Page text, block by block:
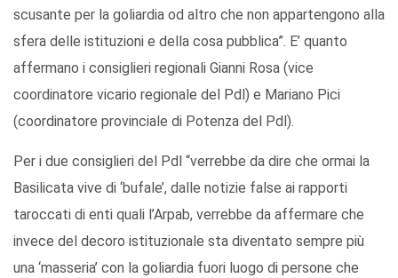
scusante per la goliardia od altro che non appartengono alla
sfera delle istituzioni e della cosa pubblica”. E’ quanto
affermano i consiglieri regionali Gianni Rosa (vice
coordinatore vicario regionale del Pdl) e Mariano Pici
(coordinatore provinciale di Potenza del Pdl).
Per i due consiglieri del Pdl “verrebbe da dire che ormai la
Basilicata vive di ‘bufale’, dalle notizie false ai rapporti
taroccati di enti quali l’Arpab, verrebbe da affermare che
invece del decoro istituzionale sta diventato sempre più
una ‘masseria’ con la goliardia fuori luogo di persone che